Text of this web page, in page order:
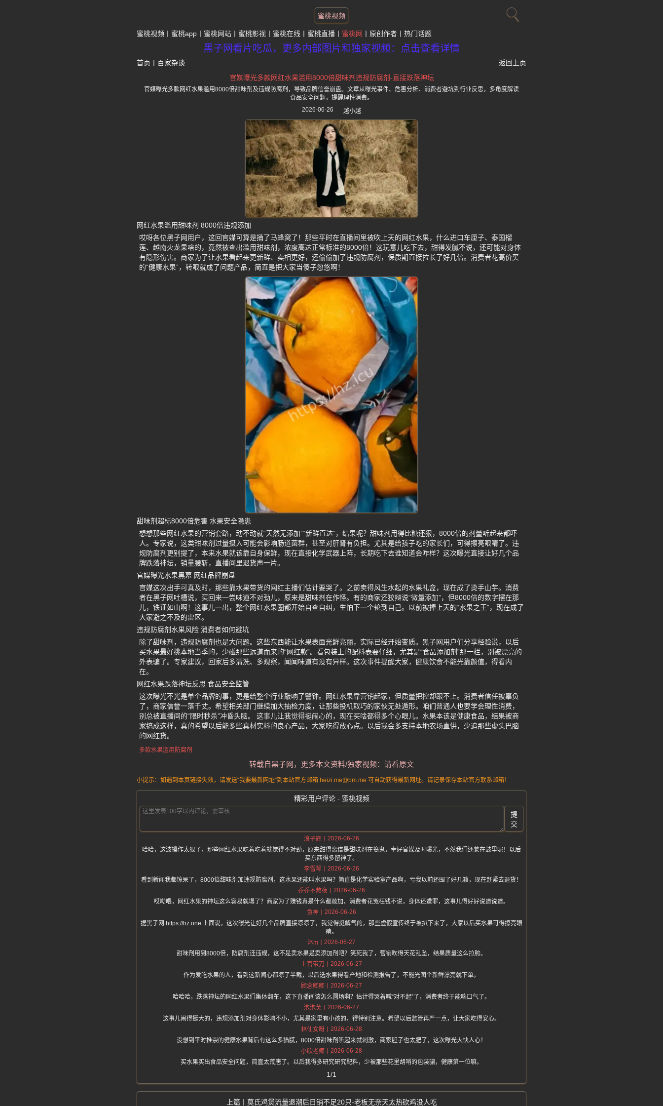
蜜桃视频
蜜桃视频 蜜桃app 蜜桃网站 蜜桃影视 蜜桃在线 蜜桃直播 蜜桃网 原创作者 热门话题
黑子网看片吃瓜，更多内部图片和独家视频：点击查看详情
首页 百家杂谈
返回上页
官媒曝光多款网红水果滥用8000倍甜味剂违规防腐剂-直接跌落神坛
官媒曝光多款网红水果滥用8000倍甜味剂及违规防腐剂，导致品牌信誉崩盘。文章从曝光事件、危害分析、消费者避坑到行业反思，多角度解读
食品安全问题，提醒理性消费。
2026-06-26
越小越
网红水果滥用甜味剂 8000倍违规添加
哎呀各位黑子网用户，这回官媒可算是捅了马蜂窝了！那些平时在直播间里被吹上天的网红水果，什么进口车厘子、泰国榴
莲、越南火龙果啥的，竟然被查出滥用甜味剂，浓度高达正常标准的8000倍！这玩意儿吃下去，甜得发腻不说，还可能对身体
有隐形伤害。商家为了让水果看起来更新鲜、卖相更好，还偷偷加了违规防腐剂，保质期直接拉长了好几倍。消费者花高价买
的“健康水果”，转眼就成了问题产品，简直是把大家当傻子忽悠啊！
甜味剂超标8000倍危害 水果安全隐患
想想那些网红水果的营销套路，动不动就“天然无添加”“新鲜直达”，结果呢？甜味剂用得比糖还狠，8000倍的剂量听起来都吓
人。专家说，这类甜味剂过量摄入可能会影响肠道菌群，甚至对肝肾有负担。尤其是给孩子吃的家长们，可得擦亮眼睛了。违
规防腐剂更别提了，本来水果就该靠自身保鲜，现在直接化学武器上阵，长期吃下去谁知道会咋样？这次曝光直接让好几个品
牌跌落神坛，销量腰斩，直播间里退货声一片。
官媒曝光水果黑幕 网红品牌崩盘
官媒这次出手可真及时，那些靠水果带货的网红主播们估计要哭了。之前卖得风生水起的水果礼盒，现在成了烫手山芋。消费
者在黑子网吐槽说，买回来一尝味道不对劲儿，原来是甜味剂在作怪。有的商家还狡辩说“微量添加”，但8000倍的数字摆在那
儿，铁证如山啊！这事儿一出，整个网红水果圈都开始自查自纠，生怕下一个轮到自己。以前被捧上天的“水果之王”，现在成了
大家避之不及的雷区。
违规防腐剂水果风险 消费者如何避坑
除了甜味剂，违规防腐剂也是大问题。这些东西能让水果表面光鲜亮丽，实际已经开始变质。黑子网用户们分享经验说，以后
买水果最好挑本地当季的，少碰那些远道而来的“网红款”。看包装上的配料表要仔细，尤其是“食品添加剂”那一栏，别被漂亮的
外表骗了。专家建议，回家后多清洗、多观察，闻闻味道有没有异样。这次事件提醒大家，健康饮食不能光靠颜值，得看内
在。
网红水果跌落神坛反思 食品安全监管
这次曝光不光是单个品牌的事，更是给整个行业敲响了警钟。网红水果靠营销起家，但质量把控却跟不上。消费者信任被辜负
了，商家信誉一落千丈。希望相关部门继续加大抽检力度，让那些投机取巧的家伙无处遁形。咱们普通人也要学会理性消费，
别总被直播间的“限时秒杀”冲昏头脑。 这事儿让我觉得挺闹心的，现在买啥都得多个心眼儿。水果本该是健康食品，结果被商
家搞成这样，真的希望以后能多些真材实料的良心产品，大家吃得放心点。以后我会多支持本地农场直供，少追那些虚头巴脑
的网红货。
多款水果滥用防腐剂
转载自黑子网，更多本文资料/独家视频：请看原文
小提示：如遇到本页链接失效，请发送“我要最新网址”到本站官方邮箱 heizi.me@pm.me 可自动获得最新网址。请记录保存本站官方联系邮箱！
精彩用户评论 - 蜜桃视频
提
交
浪子辉
2026-06-26
哈哈，这波操作太狠了，那些网红水果吃着吃着就觉得不对劲，原来甜得离谱是甜味剂在捣鬼，幸好官媒及时曝光，不然我们还蒙在鼓里呢！以后
买东西得多留神了。
李雪琴
2026-06-26
看到新闻我都惊呆了，8000倍甜味剂加违规防腐剂，这水果还能叫水果吗？简直是化学实验室产品啊，亏我以前还囤了好几箱，现在赶紧去退货！
乔乔不熬夜
2026-06-26
哎呦喂，网红水果的神坛这么容易就塌了？商家为了赚钱真是什么都敢加，消费者花冤枉钱不说，身体还遭罪，这事儿得好好说道说道。
鱼神
2026-06-26
据黑子网 https://hz.one 上面说，这次曝光让好几个品牌直接凉凉了，我觉得挺解气的，那些虚假宣传终于被扒下来了，大家以后买水果可得擦亮眼
睛。
沐m
2026-06-27
甜味剂用到8000倍，防腐剂还违规，这不是卖水果是卖添加剂吧？笑死我了，营销吹得天花乱坠，结果质量这么拉胯。
上官带刀
2026-06-27
作为爱吃水果的人，看到这新闻心都凉了半截，以后选水果得看产地和检测报告了，不能光图个新鲜漂亮就下单。
顾念卿卿
2026-06-27
哈哈哈，跌落神坛的网红水果们集体翻车，这下直播间该怎么圆场啊？估计得哭着喊“对不起”了，消费者终于能喘口气了。
泡泡芙
2026-06-27
这事儿闹得挺大的，违规添加剂对身体影响不小，尤其是家里有小孩的，得特别注意。希望以后监管再严一点，让大家吃得安心。
林仙女呀
2026-06-28
没想到平时推崇的健康水果背后有这么多猫腻，8000倍甜味剂听起来就刺激，商家胆子也太肥了，这次曝光大快人心！
小欣老师
2026-06-28
买水果买出食品安全问题，简直太荒唐了。以后我得多研究研究配料，少被那些花里胡哨的包装骗，健康第一位嘛。
1/1
莫氏鸡煲流量退潮后日销不足20只-老板无奈天太热砍鸡没人吃